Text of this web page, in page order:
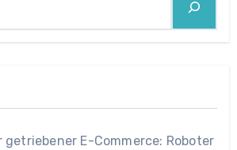
E-Commerce: Roboter